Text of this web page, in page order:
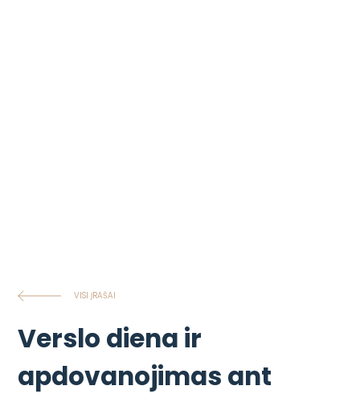
VISI ĮRAŠAI
Verslo diena ir
apdovanojimas ant